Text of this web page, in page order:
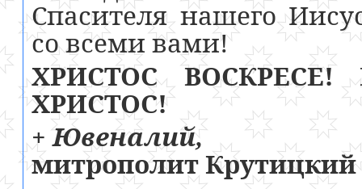
Спасителя нашего
со всеми вами!
ХРИСТОС ВОСКРЕСЕ!
ХРИСТОС!
+ Ювеналий,
митрополит